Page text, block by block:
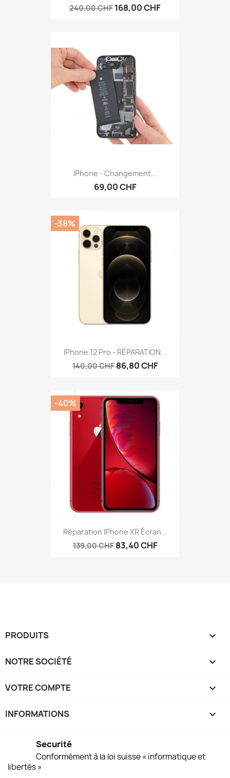
240,00 CHF 168,00 CHF
IPhone - Changement...
69,00 CHF
IPhone 12 Pro - RÉPARATION...
140,00 CHF 86,80 CHF
-38%
Réparation IPhone XR Écran...
139,00 CHF 83,40 CHF
-40%
PRODUITS 
NOTRE SOCIÉTÉ 
VOTRE COMPTE 
INFORMATIONS keyboard_arrow_down
Securité
Conformément à la loi suisse « informatique et
libertés »